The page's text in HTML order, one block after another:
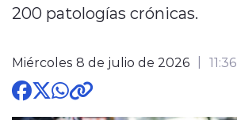
modo claro
200 patologías crónicas.
Miércoles 8 de julio de 2026 11:36